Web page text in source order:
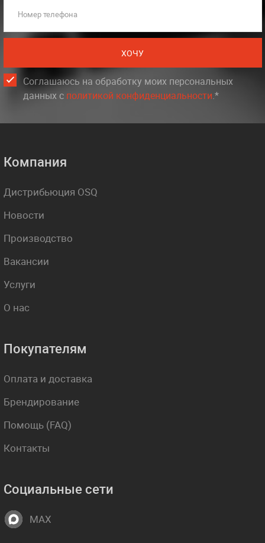
Номер телефона
ХОЧУ
Соглашаюсь на обработку моих персональных
данных c политикой конфиденциальности.*
Компания
Дистрибьюция OSQ
Новости
Производство
Вакансии
Услуги
О нас
Покупателям
Оплата и доставка
Брендирование
Помощь (FAQ)
Контакты
Социальные сети
MAX